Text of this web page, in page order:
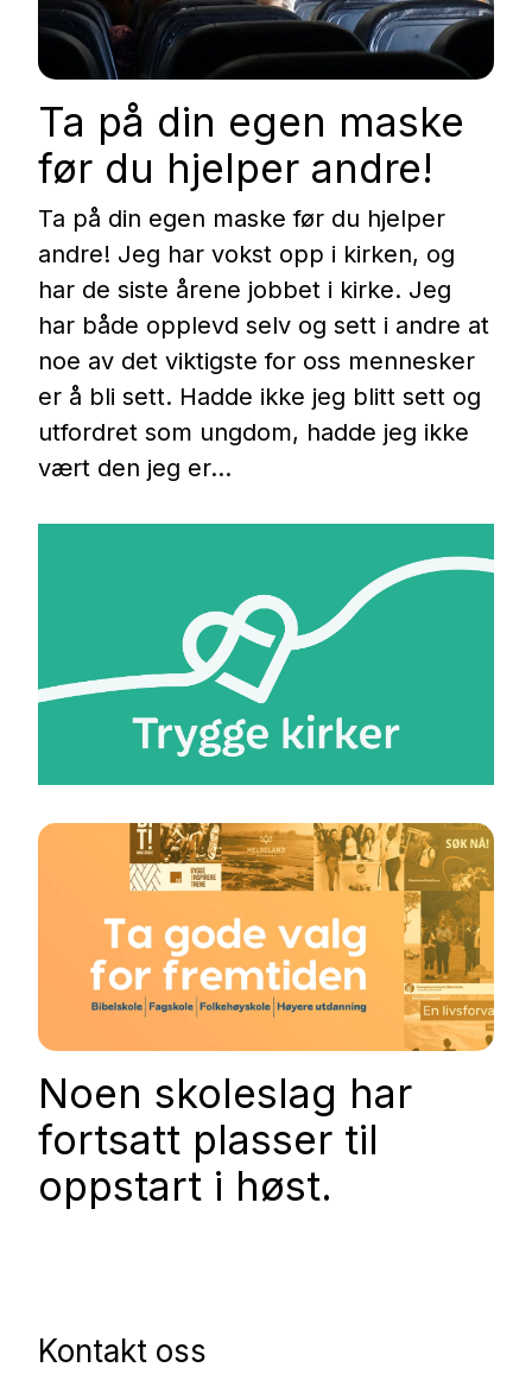
Ta på din egen maske
før du hjelper andre!
Ta på din egen maske før du hjelper
andre! Jeg har vokst opp i kirken, og
har de siste årene jobbet i kirke. Jeg
har både opplevd selv og sett i andre at
noe av det viktigste for oss mennesker
er å bli sett. Hadde ikke jeg blitt sett og
utfordret som ungdom, hadde jeg ikke
vært den jeg er…
Noen skoleslag har
fortsatt plasser til
oppstart i høst.
Kontakt oss